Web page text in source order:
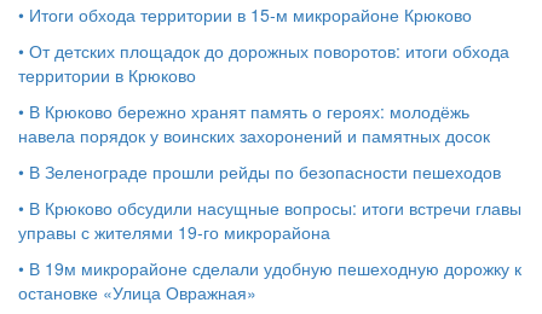
• Итоги обхода территории в 15‑м микрорайоне Крюково
• От детских площадок до дорожных поворотов: итоги обхода
территории в Крюково
• В Крюково бережно хранят память о героях: молодёжь
навела порядок у воинских захоронений и памятных досок
• В Зеленограде прошли рейды по безопасности пешеходов
• В Крюково обсудили насущные вопросы: итоги встречи главы
управы с жителями 19‑го микрорайона
• В 19м микрорайоне сделали удобную пешеходную дорожку к
остановке «Улица Овражная»